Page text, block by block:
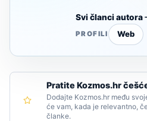
Svi članci autora
PROFILI Web
Pratite Kozmos.hr
Dodajte Kozmos.hr među
će vam, kada je relevantno,
članke.